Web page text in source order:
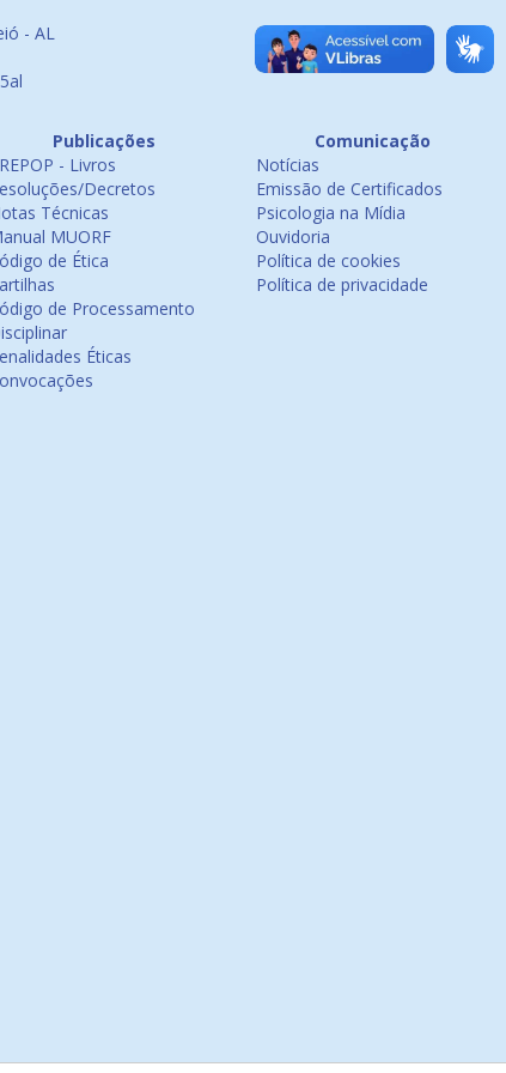
- AL
Publicações
- Livros
Decretos
Técnicas
MUORF
de Ética
de Processamento
Éticas
Comunicação
Notícias
Emissão de Certificados
Psicologia na Mídia
Ouvidoria
Política de cookies
Política de privacidade